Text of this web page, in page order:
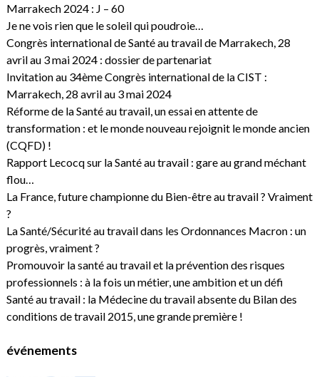
Marrakech 2024 : J – 60
Je ne vois rien que le soleil qui poudroie…
Congrès international de Santé au travail de Marrakech, 28
avril au 3 mai 2024 : dossier de partenariat
Invitation au 34ème Congrès international de la CIST :
Marrakech, 28 avril au 3 mai 2024
Réforme de la Santé au travail, un essai en attente de
transformation : et le monde nouveau rejoignit le monde ancien
(CQFD) !
Rapport Lecocq sur la Santé au travail : gare au grand méchant
flou…
La France, future championne du Bien-être au travail ? Vraiment
?
La Santé/Sécurité au travail dans les Ordonnances Macron : un
progrès, vraiment ?
Promouvoir la santé au travail et la prévention des risques
professionnels : à la fois un métier, une ambition et un défi
Santé au travail : la Médecine du travail absente du Bilan des
conditions de travail 2015, une grande première !
événements